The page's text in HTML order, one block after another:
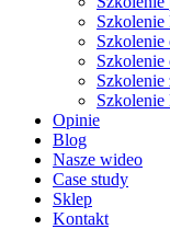
Szkolenie
Szkolenie
Szkolenie
Opinie
Blog
Nasze wideo
Case study
Sklep
Kontakt